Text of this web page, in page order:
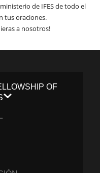
de IFES de todo el
tus oraciones.
a nosotros!
OF